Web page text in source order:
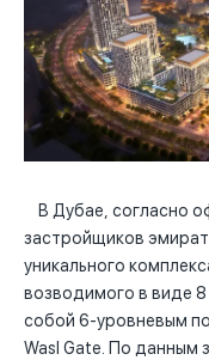
В Дубае, согласно
застройщиков
уникального
возводимого в виде
собой 6-уровневым
Wasl Gate. По данным